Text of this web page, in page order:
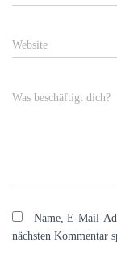
Website
Was beschäftigt dich?
Name, E-Mail-
nächsten Kommentar